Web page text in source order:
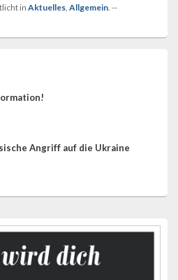
in Aktuelles, Allgemein. --
Angriff auf die Ukraine